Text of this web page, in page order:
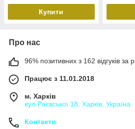
Купити
Про нас
96% позитивних з 162 відгуків за
Працює з 11.01.2018
м. Харків
вул.Раєвської 18, Харків, Україна
Контакти